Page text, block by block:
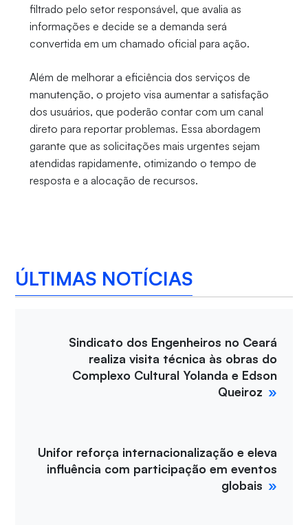
filtrado pelo setor responsável, que avalia as
informações e decide se a demanda será
convertida em um chamado oficial para ação.
Além de melhorar a eficiência dos serviços de
manutenção, o projeto visa aumentar a satisfação
dos usuários, que poderão contar com um canal
direto para reportar problemas. Essa abordagem
garante que as solicitações mais urgentes sejam
atendidas rapidamente, otimizando o tempo de
resposta e a alocação de recursos.
ÚLTIMAS NOTÍCIAS
Sindicato dos Engenheiros no Ceará
realiza visita técnica às obras do
Complexo Cultural Yolanda e Edson
Queiroz
Unifor reforça internacionalização e eleva
influência com participação em eventos
globais